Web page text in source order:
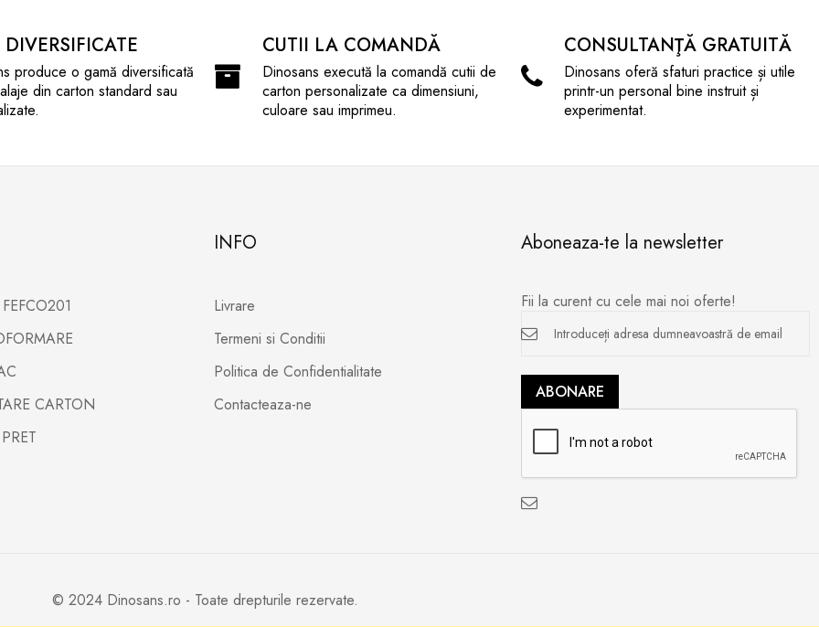
produce o gamă diversificată
din carton standard sau
CUTII LA COMANDĂ
Dinosans execută la comandă cutii de
carton personalizate ca dimensiuni,
culoare sau imprimeu.
CONSULTANŢĂ GRATUITĂ
Dinosans oferă sfaturi practice și utile
printr-un personal bine instruit și
experimentat.
CARTON
INFO
Livrare
Termeni si Conditii
Politica de Confidentialitate
Contacteaza-ne
Aboneaza-te la newsletter
Fii la curent cu cele mai noi oferte!
vă
ABONARE
© 2024 Dinosans.ro - Toate drepturile rezervate.